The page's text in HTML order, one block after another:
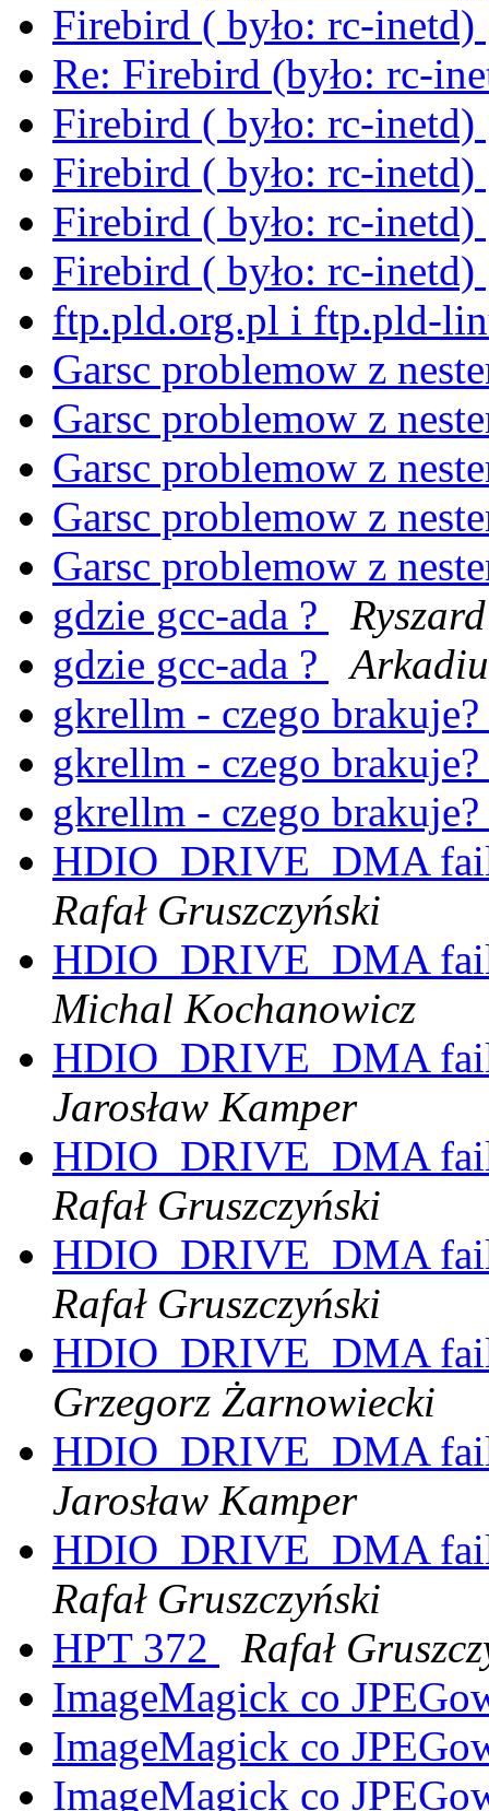
Firebird ( było: rc-inetd)
Re: Firebird (było: rc-
Firebird ( było: rc-inetd)
Firebird ( było: rc-inetd)
Firebird ( było: rc-inetd)
Firebird ( było: rc-inetd)
ftp.pld.org.pl i ftp.pld-
Garsc problemow z
Garsc problemow z
Garsc problemow z
Garsc problemow z
Garsc problemow z
gdzie gcc-ada ?
gdzie gcc-ada ?
gkrellm - czego brakuje?
gkrellm - czego brakuje?
gkrellm - czego brakuje?
HDIO_DRIVE_DMA
Rafał Gruszczyński
HDIO_DRIVE_DMA
Michal Kochanowicz
HDIO_DRIVE_DMA
Jarosław Kamper
HDIO_DRIVE_DMA
Rafał Gruszczyński
HDIO_DRIVE_DMA
Rafał Gruszczyński
HDIO_DRIVE_DMA
Grzegorz Żarnowiecki
HDIO_DRIVE_DMA
Jarosław Kamper
HDIO_DRIVE_DMA
Rafał Gruszczyński
HPT 372
Rafał
ImageMagick co
ImageMagick co
ImageMagick co